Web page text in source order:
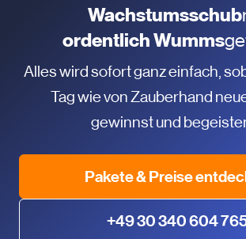
Wachstumsschub
ordentlich Wumms
Alles wird sofort ganz einfach,
Tag wie von Zauberhand
gewinnst und
Pakete & Preise
+49 30 340 604
SEHR GUT
1.099
Bewertungen von 2
anderen Quellen
Blick aufs